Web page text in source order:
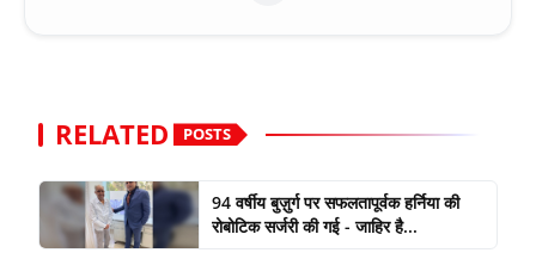
RELATED POSTS
94 वर्षीय बुज़ुर्ग पर सफलतापूर्वक हर्निया की
रोबोटिक सर्जरी की गई - जाहिर है...